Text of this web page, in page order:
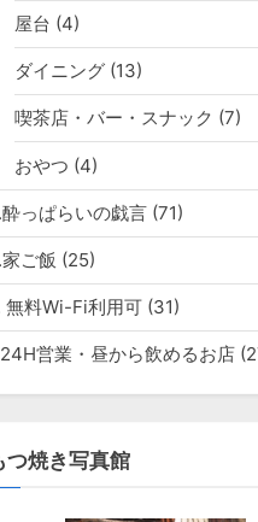
屋台 (4)
ダイニング(13)
喫茶店・バー・スナック (7)
おやつ (4)
っぱらいの戯言 (71)
ご飯 (25)
無料Wi-Fi利用可 (31)
営業・昼から飲めるお店
つ焼き写真館